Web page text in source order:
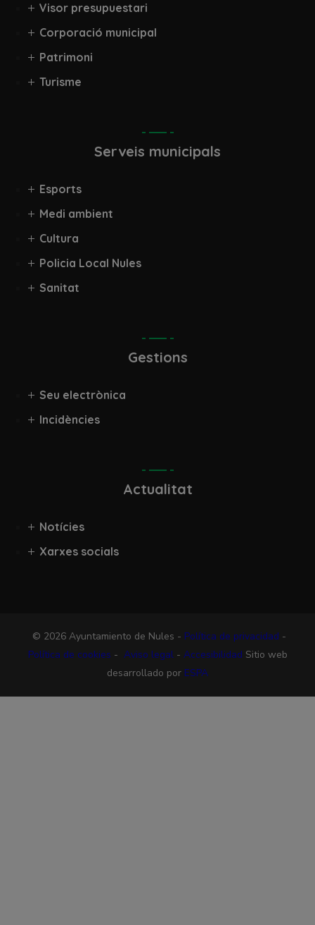
Visor presupuestari
Corporació municipal
Patrimoni
Turisme
Serveis municipals
Esports
Medi ambient
Cultura
Policia Local Nules
Sanitat
Gestions
Seu electrònica
Incidències
Actualitat
Notícies
Xarxes socials
© 2026 Ayuntamiento de Nules - Política de privacidad -
Política de cookies - Aviso legal- Accesibilidad Sitio web
desarrollado por ESPA